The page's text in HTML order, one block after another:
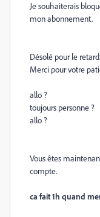
Je souhaiterais
mon abonnement.
Désolé pour le
Merci pour votre
allo ?
toujours personne ?
allo ?
Vous êtes
compte.
ca fait 1h quand